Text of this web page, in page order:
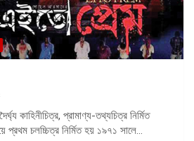
কাহিনীচিত্র, প্রামাণ্য-তথ্যচিত্র নির্মিত
চলচ্চিত্র নির্মিত হয় ১৯৭১ সালে…